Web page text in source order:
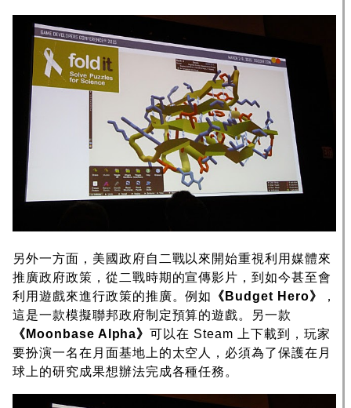
另外一方面，美國政府自二戰以來開始重視利用媒體來
推廣政府政策，從二戰時期的宣傳影片，到如今甚至會
利用遊戲來進行政策的推廣。例如
《Budget Hero》
，
這是一款模擬聯邦政府制定預算的遊戲。另一款
《Moonbase Alpha》可以在 Steam 上下載到，玩家
要扮演一名在月面基地上的太空人，必須為了保護在月
球上的研究成果想辦法完成各種任務。